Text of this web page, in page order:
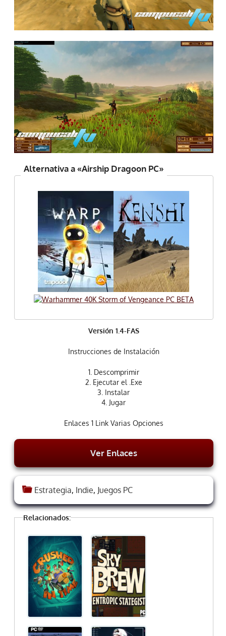
Alternativa a «Airship Dragoon PC»
Versión 1.4-FAS
Instrucciones de Instalación
1. Descomprimir
2. Ejecutar el .Exe
3. Instalar
4. Jugar
Enlaces 1 Link Varias Opciones
Ver Enlaces
Estrategia, Indie, Juegos PC
Relacionados: